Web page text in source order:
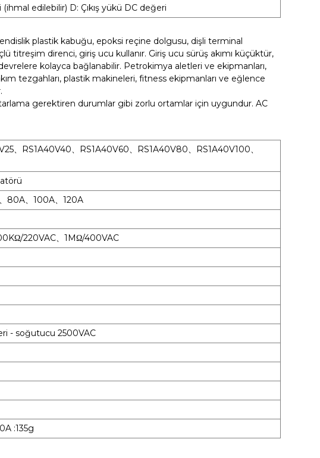
(ihmal edilebilir) D: Çıkış yükü DC değeri
plastik kabuğu, epoksi reçine dolgusu, dişli terminal
titreşim direnci, giriş ucu kullanır. Giriş ucu sürüş akımı küçüktür,
kolayca bağlanabilir. Petrokimya aletleri ve ekipmanları,
tezgahları, plastik makineleri, fitness ekipmanları ve eğlence
gerektiren durumlar gibi zorlu ortamlar için uygundur. AC
、RS1A40V40、RS1A40V60、RS1A40V80、RS1A40V100、
80A、100A、120A
220VAC、1MΩ/400VAC
- soğutucu 2500VAC
:135g